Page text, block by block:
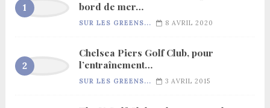
bord de mer…
SUR LES GREENS... 8 AVRIL 2020
Chelsea Piers Golf Club, pour
l’entraînement…
SUR LES GREENS... 3 AVRIL 2015